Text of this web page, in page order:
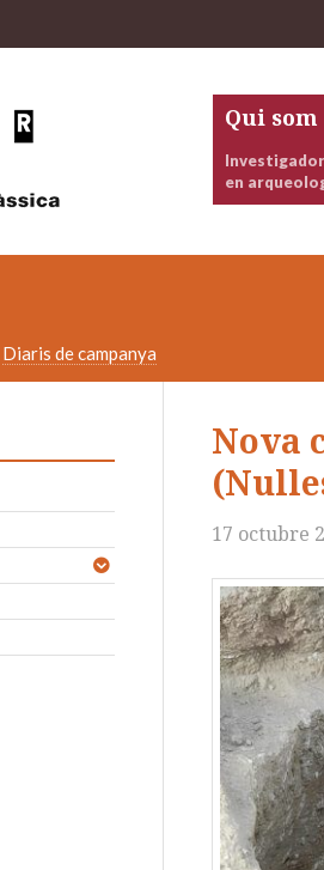
Qui som
en
Diaris de campanya
Nova
17 octubre